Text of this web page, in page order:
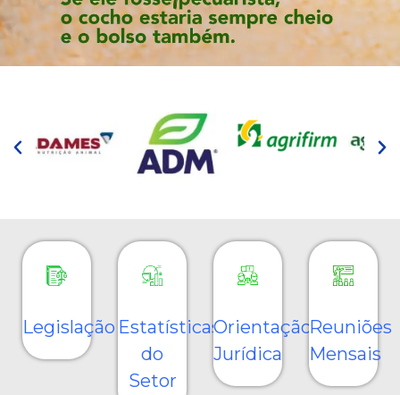
Legislação Estatísticas
do
Setor
Orientação
Jurídica
Reuniões
Mensais